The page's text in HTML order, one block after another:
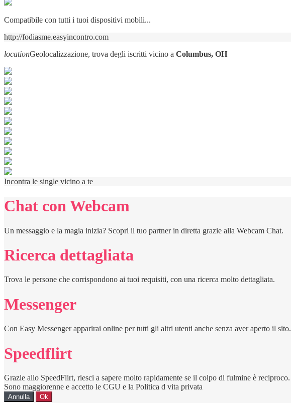
Compatibile con tutti i tuoi dispositivi mobili...
http://fodiasme.easyincontro.com
locationGeolocalizzazione, trova degli iscritti vicino a Columbus, OH
Incontra le single vicino a te
Chat con Webcam
Un messaggio e la magia inizia? Scopri il tuo partner in diretta grazie alla Webcam Chat.
Ricerca dettagliata
Trova le persone che corrispondono ai tuoi requisiti, con una ricerca molto dettagliata.
Messenger
Con Easy Messenger apparirai online per tutti gli altri utenti anche senza aver aperto il sito.
Speedflirt
Grazie allo SpeedFlirt, riesci a sapere molto rapidamente se il colpo di fulmine è reciproco.
Sono maggiorenne e accetto le CGU e la Politica d vita privata
Annulla Ok